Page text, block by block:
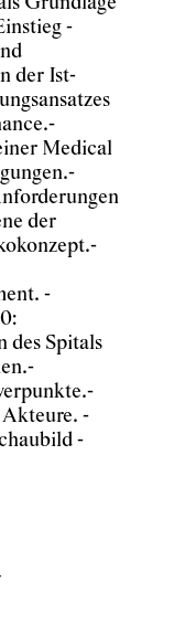
-
der Ist-
Medical
der
-
des Spitals
-
-